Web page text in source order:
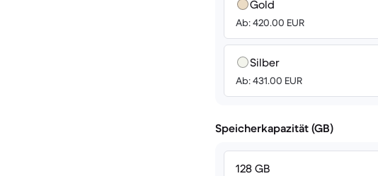
Gold
Ab: 420.00 EUR
Silber
Ab: 431.00 EUR
Speicherkapazität (GB)
128 GB